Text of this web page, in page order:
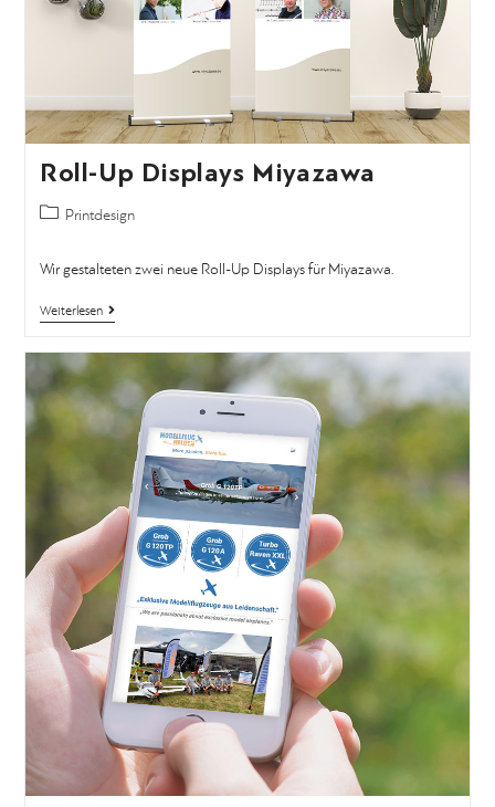
Roll-Up Displays Miyazawa
Printdesign
Wir gestalteten zwei neue Roll-Up Displays für Miyazawa.
Weiterlesen